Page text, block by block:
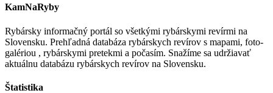
KamNaRyby
Rybársky informačný portál so všetkými rybárskymi revírmi na
Slovensku. Prehľadná databáza rybárskych revírov s mapami, foto-
galériou , rybárskymi pretekmi a počasím. Snažíme sa udržiavať
aktuálnu databázu rybárskych revírov na Slovensku.
Štatistika